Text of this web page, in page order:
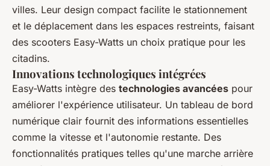
villes. Leur design compact facilite le stationnement
et le déplacement dans les espaces restreints, faisant
des scooters Easy-Watts un choix pratique pour les
citadins.
Innovations technologiques intégrées
Easy-Watts intègre des technologies avancées pour
améliorer l'expérience utilisateur. Un tableau de bord
numérique clair fournit des informations essentielles
comme la vitesse et l'autonomie restante. Des
fonctionnalités pratiques telles qu'une marche arrière